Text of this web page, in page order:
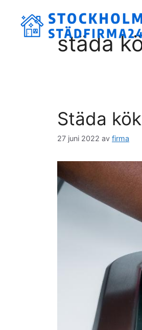
innehåll
städa
Städa kök
27 juni 2022 av firma